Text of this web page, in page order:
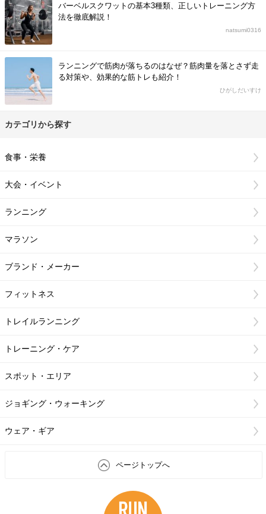
バーベルスクワットの基本3種類、正しいトレーニング方
法を徹底解説！
natsumi0316
ランニングで筋肉が落ちるのはなぜ？筋肉量を落とさず走
る対策や、効果的な筋トレも紹介！
ひがしだいすけ
カテゴリから探す
食事・栄養
大会・イベント
ランニング
マラソン
ブランド・メーカー
フィットネス
トレイルランニング
トレーニング・ケア
スポット・エリア
ジョギング・ウォーキング
ウェア・ギア
ページトップへ